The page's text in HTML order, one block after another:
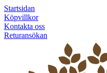
Startsidan
Köpvillkor
Kontakta oss
Returansökan